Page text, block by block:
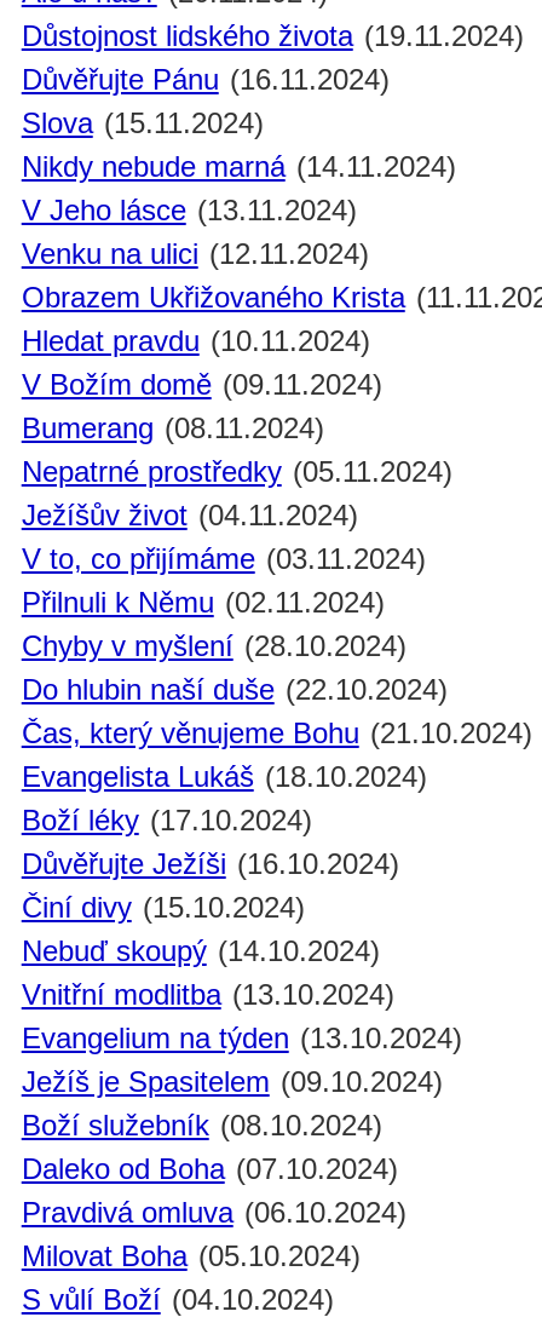
Důstojnost lidského života (19.11.2024)
Důvěřujte Pánu (16.11.2024)
Slova (15.11.2024)
Nikdy nebude marná (14.11.2024)
V Jeho lásce (13.11.2024)
Venku na ulici (12.11.2024)
Obrazem Ukřižovaného Krista
Hledat pravdu (10.11.2024)
V Božím domě (09.11.2024)
Bumerang (08.11.2024)
Nepatrné prostředky (05.11.2024)
Ježíšův život (04.11.2024)
V to, co přijímáme (03.11.2024)
Přilnuli k Němu (02.11.2024)
Chyby v myšlení (28.10.2024)
Do hlubin naší duše (22.10.2024)
Čas, který věnujeme Bohu (21.10.2024)
Evangelista Lukáš (18.10.2024)
Boží léky (17.10.2024)
Důvěřujte Ježíši (16.10.2024)
Činí divy (15.10.2024)
Nebuď skoupý (14.10.2024)
Vnitřní modlitba (13.10.2024)
Evangelium na týden (13.10.2024)
Ježíš je Spasitelem (09.10.2024)
Boží služebník (08.10.2024)
Daleko od Boha (07.10.2024)
Pravdivá omluva (06.10.2024)
Milovat Boha (05.10.2024)
S vůlí Boží (04.10.2024)